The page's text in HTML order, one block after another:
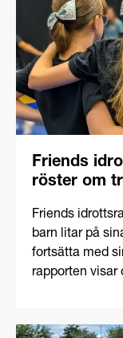
Friends
röster om
Friends
barn litar på
fortsätta med
rapporten visar
Det visar att